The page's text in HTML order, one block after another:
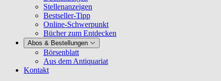
Stellenanzeigen
Bestseller-Tipp
Online-Schwerpunkt
Bücher zum Entdecken
Abos & Bestellungen
Börsenblatt
Aus dem Antiquariat
Kontakt